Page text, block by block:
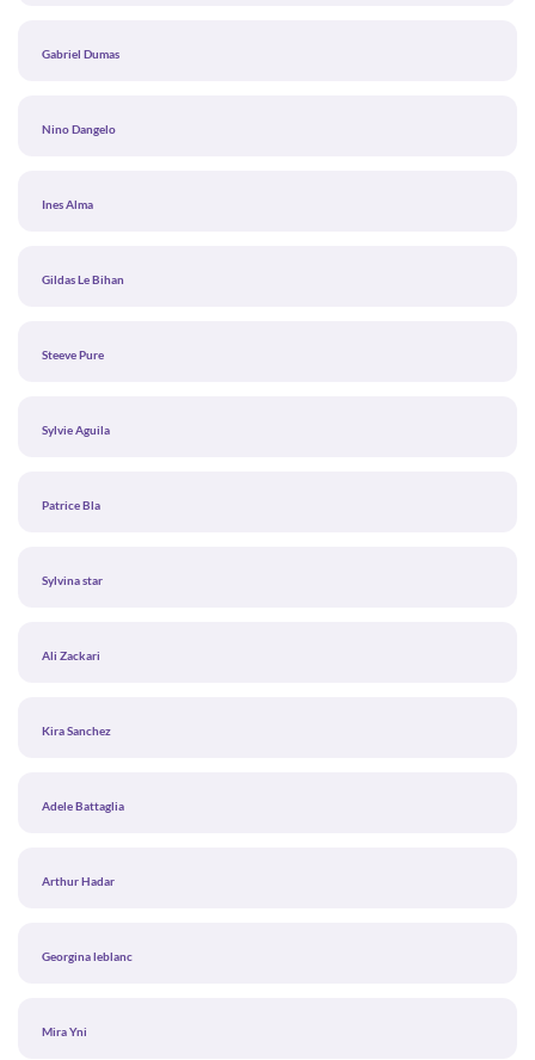
Gabriel Dumas
Nino Dangelo
Ines Alma
Gildas Le Bihan
Steeve Pure
Sylvie Aguila
Patrice Bla
Sylvina star
Ali Zackari
Kira Sanchez
Adele Battaglia
Arthur Hadar
Georgina leblanc
Mira Yni